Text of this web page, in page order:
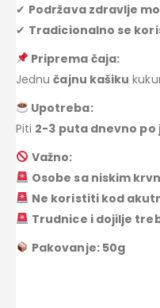
✔ Podržava zdravlje
✔ Tradicionalno se
Priprema čaja:
Jednučajnu kašiku
Upotreba:
Piti 2-3 puta dnevno po
Važno:
Osobe sa niskim
Ne koristiti kod
Trudnice i dojilje
Pakovanje: 50g